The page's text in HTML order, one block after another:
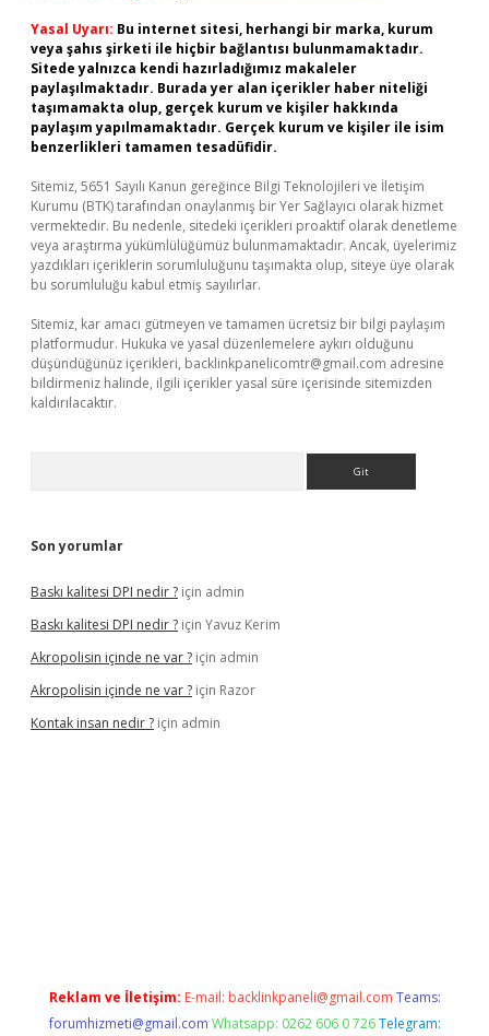
Yasal Uyarı: Bu internet sitesi, herhangi bir marka, kurum
veya şahıs şirketi ile hiçbir bağlantısı bulunmamaktadır.
Sitede yalnızca kendi hazırladığımız makaleler
paylaşılmaktadır. Burada yer alan içerikler haber niteliği
taşımamakta olup, gerçek kurum ve kişiler hakkında
paylaşım yapılmamaktadır. Gerçek kurum ve kişiler ile isim
benzerlikleri tamamen tesadüfidir.
Sitemiz, 5651 Sayılı Kanun gereğince Bilgi Teknolojileri ve İletişim
Kurumu (BTK) tarafından onaylanmış bir Yer Sağlayıcı olarak hizmet
vermektedir. Bu nedenle, sitedeki içerikleri proaktif olarak denetleme
veya araştırma yükümlülüğümüz bulunmamaktadır. Ancak, üyelerimiz
yazdıkları içeriklerin sorumluluğunu taşımakta olup, siteye üye olarak
bu sorumluluğu kabul etmiş sayılırlar.
Sitemiz, kar amacı gütmeyen ve tamamen ücretsiz bir bilgi paylaşım
platformudur. Hukuka ve yasal düzenlemelere aykırı olduğunu
düşündüğünüz içerikleri, backlinkpanelicomtr@gmail.com adresine
bildirmeniz halinde, ilgili içerikler yasal süre içerisinde sitemizden
kaldırılacaktır.
Son yorumlar
Baskı kalitesi DPI nedir ? için admin
Baskı kalitesi DPI nedir ? için Yavuz Kerim
Akropolisin içinde ne var ? için admin
Akropolisin içinde ne var ? için Razor
Kontak insan nedir ? için admin
Reklam ve İletişim: E-mail: backlinkpaneli@gmail.com Teams:
forumhizmeti@gmail.com Whatsapp: 0262 606 0 726 Telegram: